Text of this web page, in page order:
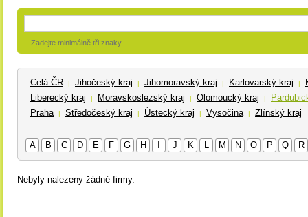
Zadejte minimálně tři znaky
Celá ČR | Jihočeský kraj | Jihomoravský kraj | Karlovarský kraj |
Liberecký kraj
| Moravskoslezský kraj | Olomoucký kraj |
Praha
| Středočeský kraj | Ústecký kraj | Vysočina | Zlínský kraj
A B C D E F G H J K L M N O P Q R
Nebyly nalezeny žádné firmy.